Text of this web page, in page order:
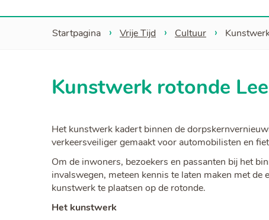
Startpagina Vrije Tijd Cultuur
Kunstwerk rotonde
Het kunstwerk kadert binnen de
verkeersveiliger gemaakt voor automobilisten en
Om de inwoners, bezoekers en passanten bij het
invalswegen, meteen kennis te laten maken met
kunstwerk te plaatsen op de rotonde.
Het kunstwerk